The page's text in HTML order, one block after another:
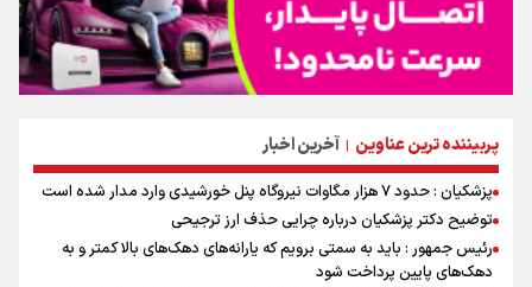
پربیننده ترین عناوین | آخرین اخبار
پزشکیان : حدود ۷ هزار مگاوات نیروگاه پنل خورشیدی وارد مدار شده است
توضیح دکتر پزشکیان درباره چرایی حذف ارز ترجیحی
رئیس جمهور : باید به سمتی برویم که یارانه‌های دهک‌های بالا کمتر و به
دهک‌های پایین پرداخت شود